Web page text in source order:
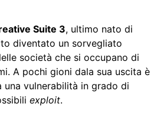
Suite 3, ultimo nato di
diventato un sorvegliato
società che si occupano di
A pochi gioni dala sua uscita è
vulnerabilità in grado di
exploit.